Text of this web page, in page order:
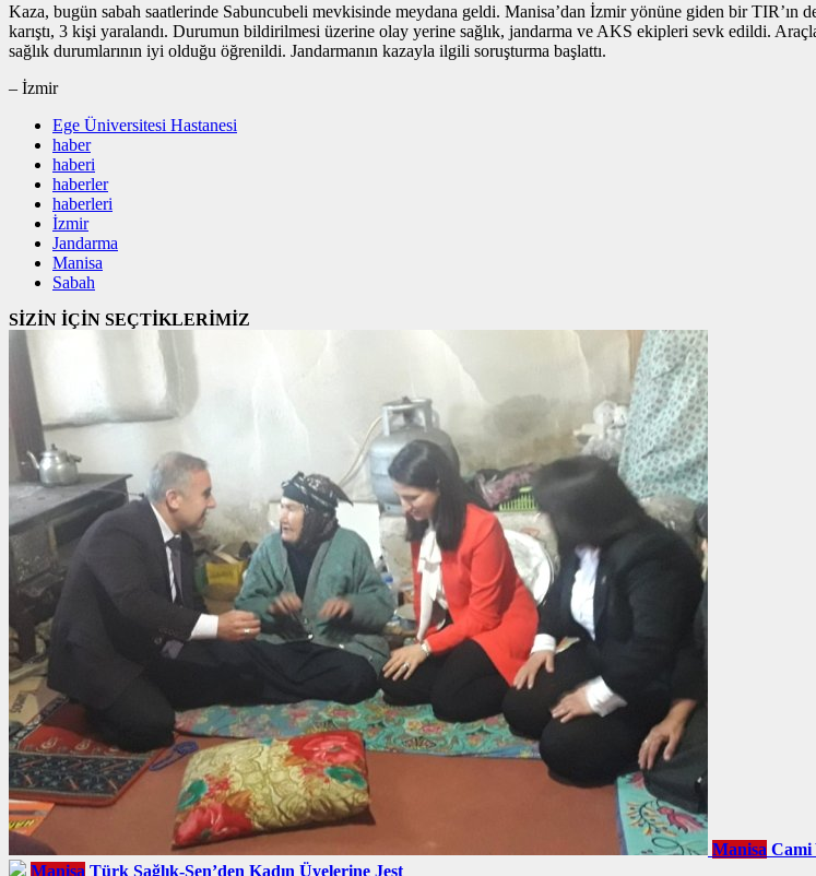
Kaza, bugün sabah saatlerinde Sabuncubeli mevkisinde meydana geldi. Manisa’dan İzmir yönüne giden bir TIR’ın
karıştı, 3 kişi yaralandı. Durumun bildirilmesi üzerine olay yerine sağlık, jandarma ve AKS ekipleri sevk edildi.
sağlık durumlarının iyi olduğu öğrenildi. Jandarmanın kazayla ilgili soruşturma başlattı.
– İzmir
Ege Üniversitesi Hastanesi
haber
haberi
haberler
haberleri
İzmir
Jandarma
Manisa
Sabah
SİZİN İÇİN SEÇTİKLERİMİZ
Manisa Cami
Manisa Türk Sağlık-Sen’den Kadın Üyelerine Jest